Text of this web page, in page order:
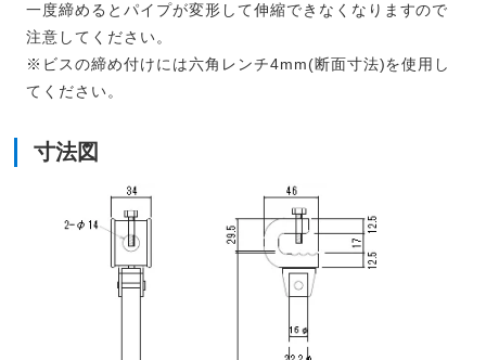
一度締めるとパイプが変形して伸縮できなくなりますので
注意してください。
※ビスの締め付けには六角レンチ4mm(断面寸法)を使用し
てください。
寸法図